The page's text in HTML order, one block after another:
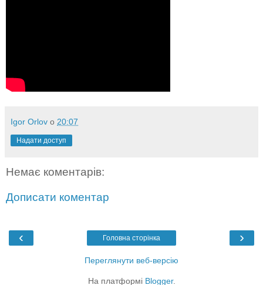
Igor Orlov о 20:07
Надати доступ
Немає коментарів:
Дописати коментар
‹ ›
Головна сторінка
Переглянути веб-версію
На платформі Blogger.